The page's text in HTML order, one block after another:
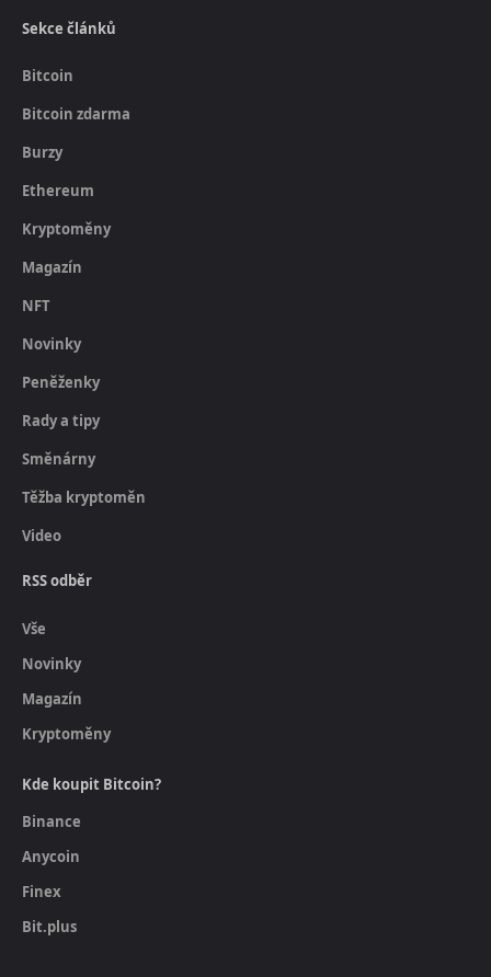
Sekce článků
Bitcoin
Bitcoin zdarma
Burzy
Ethereum
Kryptoměny
Magazín
NFT
Novinky
Peněženky
Rady a tipy
Směnárny
Těžba kryptoměn
Video
RSS odběr
Vše
Novinky
Magazín
Kryptoměny
Kde koupit Bitcoin?
Binance
Anycoin
Finex
Bit.plus